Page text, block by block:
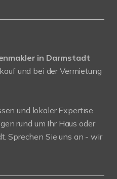
in Darmstadt
und bei der Vermietung
und lokaler Expertise
rund um Ihr Haus oder
Sprechen Sie uns an - wir